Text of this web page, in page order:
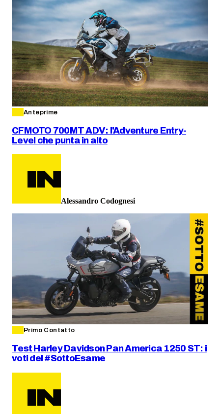
Anteprime
CFMOTO 700MT ADV: l'Adventure Entry-
Level che punta in alto
Alessandro Codognesi
Primo Contatto
Test Harley Davidson Pan America 1250 ST: i
voti del #SottoEsame